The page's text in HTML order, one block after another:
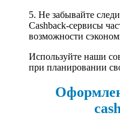
5. Не забывайте
Cashback-сервисы
возможности
Используйте наши
при планировании